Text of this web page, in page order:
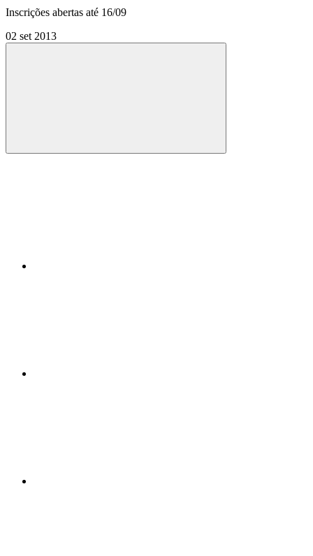
Inscrições abertas até 16/09
02 set 2013
Compartilhar